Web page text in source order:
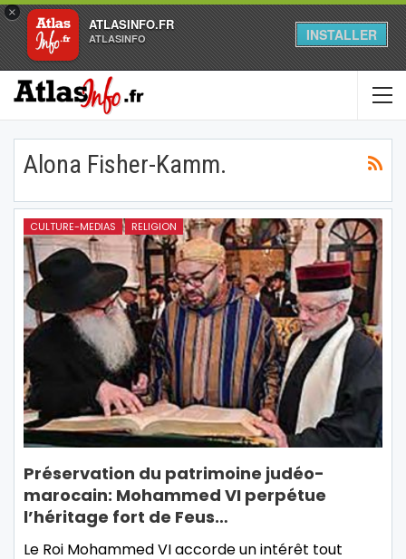
×
ATLASINFO.FR
ATLASINFO INSTALLER
Alona Fisher-Kamm.
CULTURE-MEDIAS RELIGION
Préservation du patrimoine judéo-
marocain: Mohammed VI perpétue
l’héritage fort de Feus…
Le Roi Mohammed VI accorde un intérêt tout